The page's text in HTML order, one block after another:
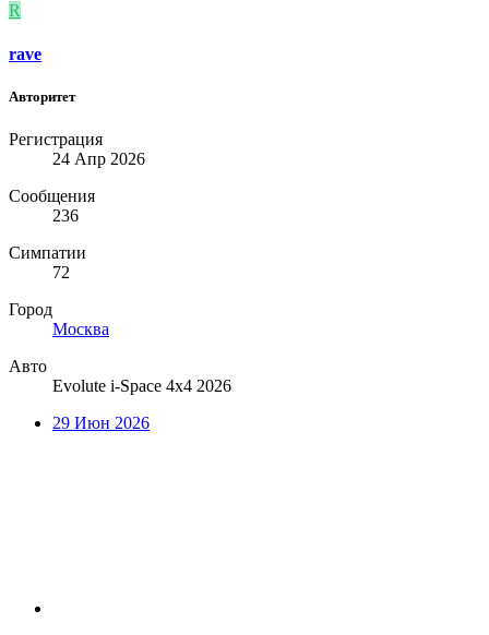
R
rave
Авторитет
Регистрация
24 Апр 2026
Сообщения
236
Симпатии
72
Город
Москва
Авто
Evolute i-Space 4x4 2026
29 Июн 2026